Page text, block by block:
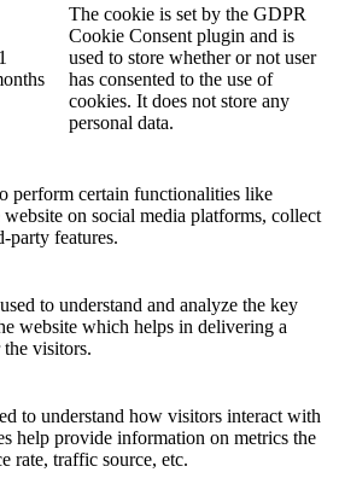
The cookie is set by the GDPR
Cookie Consent plugin and is
used to store whether or not user
has consented to the use of
cookies. It does not store any
personal data.
perform certain functionalities like
on social media platforms, collect
party features.
to understand and analyze the key
website which helps in delivering a
the visitors.
to understand how visitors interact with
help provide information on metrics the
rate, traffic source, etc.